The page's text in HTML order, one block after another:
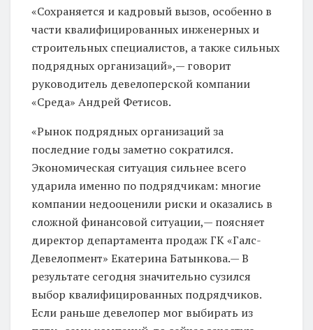
«Сохраняется и кадровый вызов, особенно в
части квалифицированных инженерных и
строительных специалистов, а также сильных
подрядных организаций»,— говорит
руководитель девелоперской компании
«Среда» Андрей Фетисов.
«Рынок подрядных организаций за
последние годы заметно сократился.
Экономическая ситуация сильнее всего
ударила именно по подрядчикам: многие
компании недооценили риски и оказались в
сложной финансовой ситуации,— поясняет
директор департамента продаж ГК «Галс-
Девелопмент» Екатерина Батынкова.— В
результате сегодня значительно сузился
выбор квалифицированных подрядчиков.
Если раньше девелопер мог выбирать из